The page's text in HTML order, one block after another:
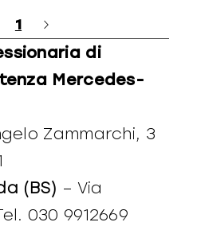
1
di
Mercedes-
Zammarchi, 3
(BS) – Via
030 9912669